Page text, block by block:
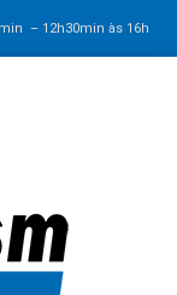
– 12h30minàs 16h